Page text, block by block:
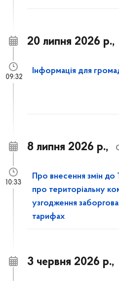
20 липня 2026 р.,
Інформація для
09:32
8 липня 2026 р.,
Про внесення змін
про територіальну
узгодження
тарифах
10:33
3 червня 2026 р.,